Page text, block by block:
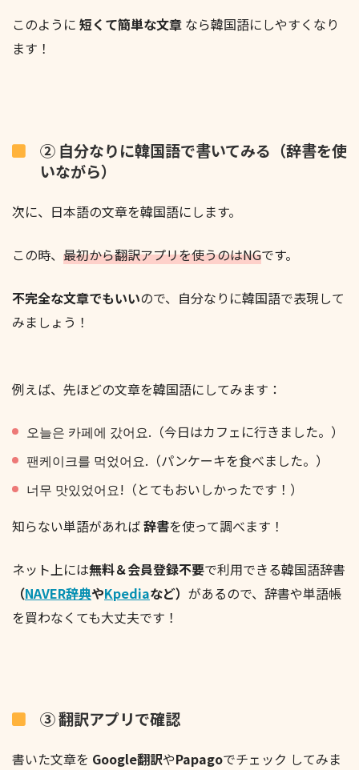
このように 短くて簡単な文章 なら韓国語にしやすくなり
ます！
② 自分なりに韓国語で書いてみる（辞書を使
いながら）
次に、日本語の文章を韓国語にします。
この時、 最初から翻訳アプリを使うのはNGです。
不完全な文章でもいいので、自分なりに韓国語で表現して
みましょう！
例えば、先ほどの文章を韓国語にしてみます：
오늘은 카페에 갔어요.（今日はカフェに行きました。）
팬케이크를 먹었어요.（パンケーキを食べました。）
너무 맛있었어요!（とてもおいしかったです！）
知らない単語があれば辞書を使って調べます！
ネット上には無料＆会員登録不要で利用できる韓国語辞書
（NAVER辞典やKpediaなど） があるので、辞書や単語帳
を買わなくても大丈夫です！
③ 翻訳アプリで確認
書いた文章を Google翻訳やPapagoでチェック してみま